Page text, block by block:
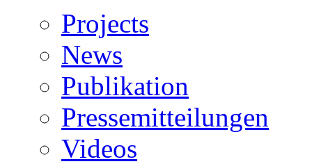
Projects
News
Publikation
Pressemitteilungen
Videos